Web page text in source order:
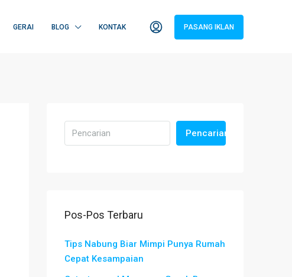
GERAI BLOG KONTAK PASANG IKLAN
Pencarian
Pos-Pos Terbaru
Tips Nabung Biar Mimpi Punya Rumah
Cepat Kesampaian